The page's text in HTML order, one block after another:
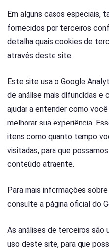
Em alguns casos especiais,
fornecidos por terceiros
detalha quais cookies de
através deste site.
Este site usa o Google
de análise mais difundidas e
ajudar a entender como
melhorar sua experiência.
itens como quanto tempo
visitadas, para que
conteúdo atraente.
Para mais informações
consulte a página oficial do
As análises de terceiros são
uso deste site, para que